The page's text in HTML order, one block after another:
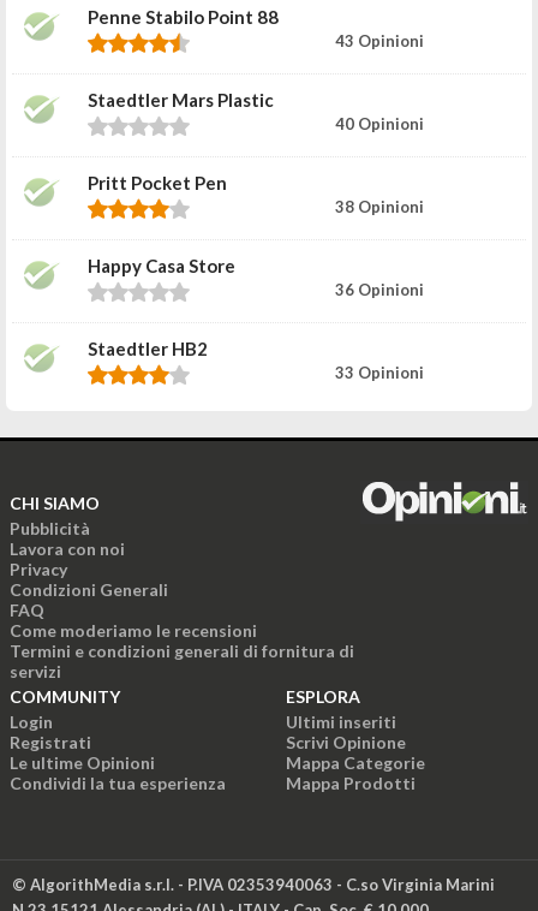
Penne Stabilo Point 88
43 Opinioni
Staedtler Mars Plastic
40 Opinioni
Pritt Pocket Pen
38 Opinioni
Happy Casa Store
36 Opinioni
Staedtler HB2
33 Opinioni
CHI SIAMO
Pubblicità
Lavora con noi
Privacy
Condizioni Generali
FAQ
Come moderiamo le recensioni
Termini e condizioni generali di fornitura di
servizi
COMMUNITY
Login
Registrati
Le ultime Opinioni
Condividi la tua esperienza
ESPLORA
Ultimi inseriti
Scrivi Opinione
Mappa Categorie
Mappa Prodotti
© AlgorithMedia s.r.l. - P.IVA 02353940063 - C.so Virginia Marini